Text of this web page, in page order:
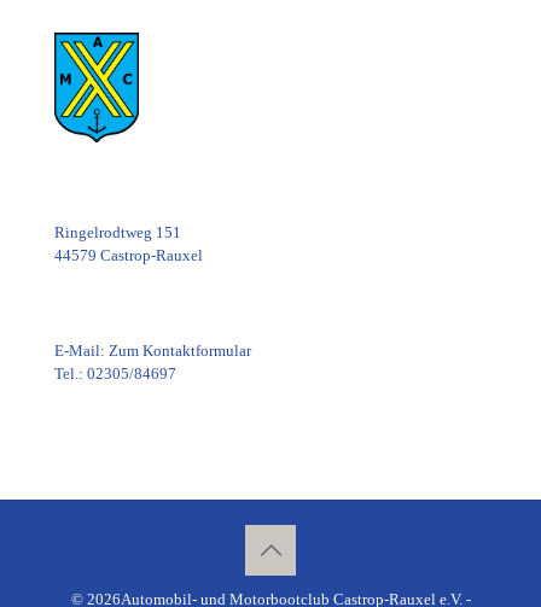
Ringelrodtweg 151
44579 Castrop-Rauxel
E-Mail: Zum Kontaktformular
Tel.: 02305/84697
© 2026Automobil- und Motorbootclub Castrop-Rauxel e.V. -